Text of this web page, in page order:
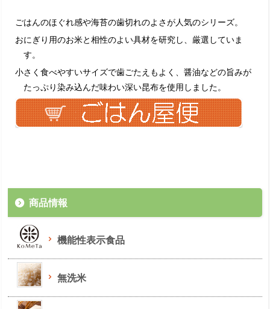
ごはんのほぐれ感や海苔の歯切れのよさが人気のシリーズ。
おにぎり用のお米と相性のよい具材を研究し、厳選していま
す。
小さく食べやすいサイズで歯ごたえもよく、醤油などの旨みが
たっぷり染み込んだ味わい深い昆布を使用しました。
商品情報
機能性表示食品
無洗米